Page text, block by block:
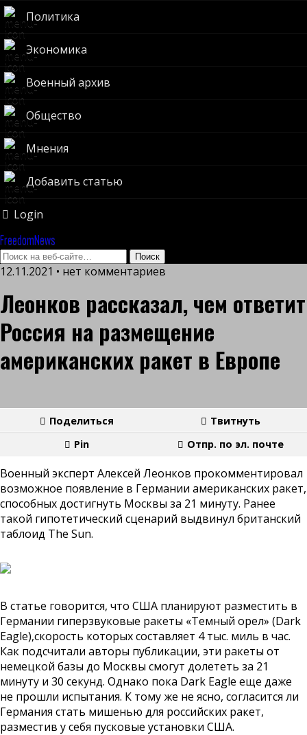
Политика
Экономика
Военный архив
Общество
Мнения
Добавить статью
Login
FreedomNews
12.11.2021 • нет комментариев
Леонков рассказал, чем ответит
Россия на размещение
американских ракет в Европе
Поделиться
Твитнуть
Pin
Отпр. по эл. почте
Военный эксперт Алексей Леонков прокомментировал
возможное появление в Германии американских ракет,
способных достигнуть Москвы за 21 минуту. Ранее
такой гипотетический сценарий выдвинул британский
таблоид The Sun.
В статье говорится, что США планируют разместить в
Германии гиперзвуковые ракеты «Темный орел» (Dark
Eagle),скорость которых составляет 4 тыс. миль в час.
Как подсчитали авторы публикации, эти ракеты от
немецкой базы до Москвы смогут долететь за 21
минуту и 30 секунд. Однако пока Dark Eagle еще даже
не прошли испытания. К тому же не ясно, согласится ли
Германия стать мишенью для российских ракет,
разместив у себя пусковые установки США.